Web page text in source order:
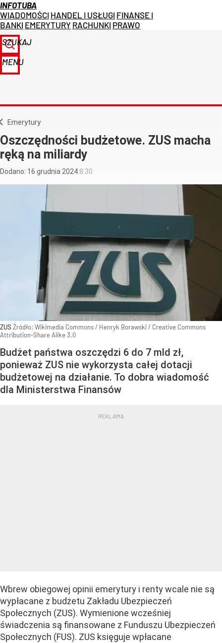
INFOTUBA
WIADOMOŚCI HANDEL I USŁUGI FINANSE I
BANKI EMERYTURY RACHUNKI PRAWO
SZUKAJ
MENU
Emerytury
Oszczędności budżetowe. ZUS macha
ręką na miliardy
Dodano: 16 grudnia 2024 8:30
ZUS Źródło: Wikimedia Commons/ Henryk Borawski / Creative Commons
Attribution-Share Alike 3.0
Budżet państwa oszczędzi 6 do 7 mld zł,
ponieważ ZUS nie wykorzysta całej dotacji
budżetowej na działanie. To dobra wiadomość
dla Ministerstwa Finansów
Wbrew obiegowej opinii emerytury i renty wcale nie są
wypłacane z budżetu Zakładu Ubezpieczeń
Społecznych (ZUS). Wymienione wcześniej
świadczenia są finansowane z Funduszu Ubezpieczeń
Społecznych (FUS). ZUS księguje wpłacane